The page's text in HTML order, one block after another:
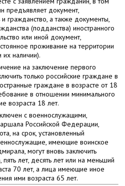
предъявляет документ,
гражданство, а также документы,
(подданства) иностранного
или иной документ,
проживание на территории
их наличии).
на заключение первого
только российские граждане в
граждане в возрасте от 18
в отношении минимального
возраста 18 лет.
с военнослужащими,
Российской Федерации,
на срок, установленный
имеющие воинское
могут вновь заключить
лет, десять лет или на меньший
70 лет, а лица имеющие иное
ими возраста 65 лет.